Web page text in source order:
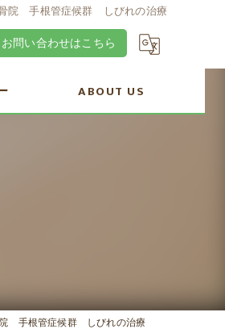
院 手根管症候群 しびれの治療
お問い合わせはこちら
ABOUT US
手根管症候群 しびれの治療